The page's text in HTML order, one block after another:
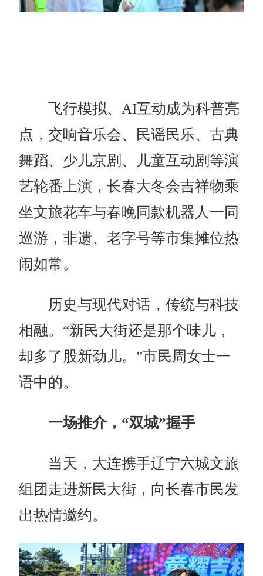
飞行模拟、AI互动成为科普亮
点，交响音乐会、民谣民乐、古典
舞蹈、少儿京剧、儿童互动剧等演
艺轮番上演，长春大冬会吉祥物乘
坐文旅花车与春晚同款机器人一同
巡游，非遗、老字号等市集摊位热
闹如常。
历史与现代对话，传统与科技
相融。“新民大街还是那个味儿，
却多了股新劲儿。”市民周女士一
语中的。
一场推介，“双城”握手
当天，大连携手辽宁六城文旅
组团走进新民大街，向长春市民发
出热情邀约。